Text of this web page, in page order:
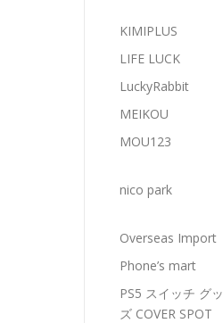
KIMIPLUS
LIFE LUCK
LuckyRabbit
MEIKOU
MOU123
nico park
Overseas Import
Phone’s mart
PS5 スイッチ グッ
ズ COVER SPOT